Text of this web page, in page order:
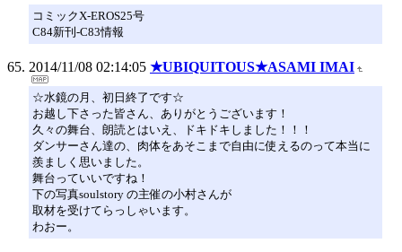
コミックX-EROS25号
C84新刊-C83情報
2014/11/08 02:14:05 ★UBIQUITOUS★ASAMI IMAI
☆水鏡の月、初日終了です☆
お越し下さった皆さん、ありがとうございます！
久々の舞台、朗読とはいえ、ドキドキしました！！！
ダンサーさん達の、肉体をあそこまで自由に使えるのって本当に
羨ましく思いました。
舞台っていいですね！
下の写真soulstory の主催の小村さんが
取材を受けてらっしゃいます。
わおー。